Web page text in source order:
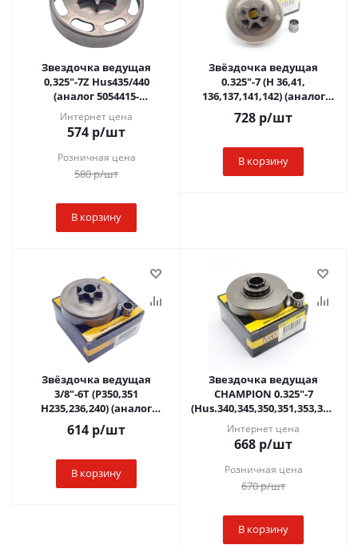
Звездочка ведущая
0,325"-7Z Hus435/440
(аналог 5054415-
01)монолит, без
подшипника
Интернет цена
574 р/шт
Розничная цена
580р/шт
В корзину
Звёздочка ведущая
0.325"-7 (H 36,41,
136,137,141,142) (аналог
106656Х) монолит, с
подшипником, IGP
728 р/шт
В корзину
Звёздочка ведущая
3/8"-6Т (P350,351
H235,236,240) (аналог
106114 )
монолит+подшипник, IGP
614 р/шт
В корзину
Звездочка ведущая
CHAMPION 0.325"-7
(Hus.340,345,350,351,353,359)
съемный венец +
подшипник
Интернет цена
668 р/шт
Розничная цена
670р/шт
В корзину